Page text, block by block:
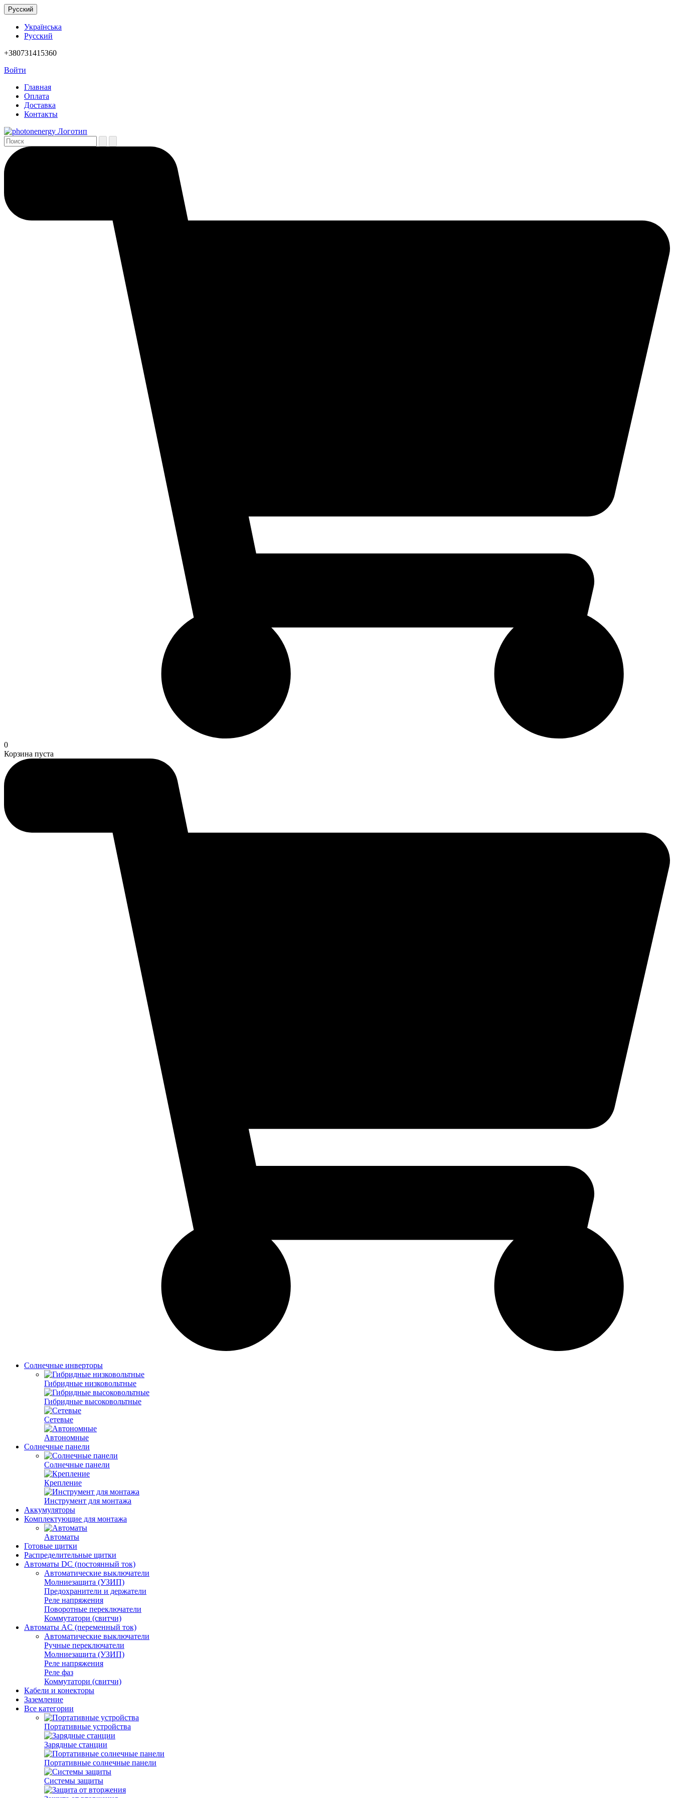
Русский
Українська
Русский
+380731415360
Войти
Главная
Оплата
Доставка
Контакты
0
Корзина пуста
Солнечные инверторы
Гибридные низковольтные
Гибридные высоковольтные
Сетевые
Автономные
Солнечные панели
Солнечные панели
Крепление
Инструмент для монтажа
Аккумуляторы
Комплектующие для монтажа
Автоматы
Готовые щитки
Распределительные щитки
Автоматы DC (постоянный ток)
Автоматические выключатели
Молниезащита (УЗИП)
Предохранители и держатели
Реле напряжения
Поворотные переключатели
Коммутатори (свитчи)
Автоматы AC (переменный ток)
Автоматические выключатели
Ручные переключатели
Молниезащита (УЗИП)
Реле напряжения
Реле фаз
Коммутатори (свитчи)
Кабели и конекторы
Заземление
Все категории
Портативные устройства
Зарядные станции
Портативные солнечные панели
Системы защиты